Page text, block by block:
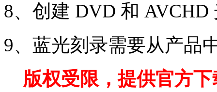
8、创建 DVD 和
9、蓝光刻录需要从产品
版权受限，提供官方